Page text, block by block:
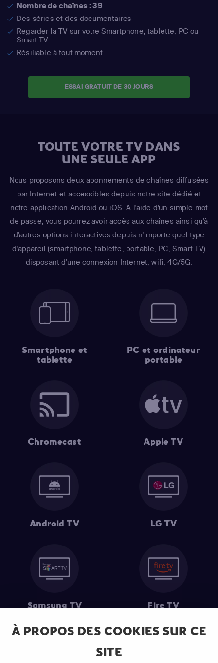
À PROPOS DES COOKIES SUR CE
SITE
Nombre de chaînes : 39
Des séries et des documentaires
Regarder la TV sur votre Smartphone, tablette, PC ou
Smart TV
Résiliable à tout moment
ESSAI GRATUIT DE 30 JOURS
TOUTE VOTRE TV DANS
UNE SEULE APP
Nous proposons deux abonnements de chaînes diffusées
par Internet et accessibles depuis notre site dédié et
notre application Android ou iOS . A l'aide d'un simple mot
de passe, vous pourrez avoir accès aux chaînes ainsi qu'à
d'autres options interactives depuis n'importe quel type
d'appareil (smartphone, tablette, portable, PC, Smart TV)
disposant d'une connexion Internet, wifi, 4G/5G.
Smartphone et
tablette
PC et ordinateur
portable
Chromecast Apple TV
Android TV LG TV
Samsung TV Fire TV